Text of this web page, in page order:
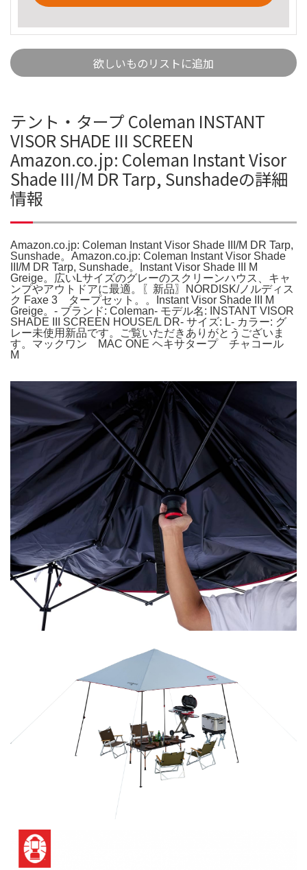
欲しいものリストに追加
テント・タープ Coleman INSTANT
VISOR SHADE III SCREEN
Amazon.co.jp: Coleman Instant Visor
Shade III/M DR Tarp, Sunshadeの詳細
情報
Amazon.co.jp: Coleman Instant Visor Shade III/M DR Tarp,
Sunshade。Amazon.co.jp: Coleman Instant Visor Shade
III/M DR Tarp, Sunshade。Instant Visor Shade III M
Greige。広いLサイズのグレーのスクリーンハウス、キャ
ンプやアウトドアに最適。〖新品〗NORDISK/ノルディス
ク Faxe 3 タープセット。。Instant Visor Shade III M
Greige。- ブランド: Coleman- モデル名: INSTANT VISOR
SHADE III SCREEN HOUSE/L DR- サイズ: L- カラー: グ
レー未使用新品です。ご覧いただきありがとうございま
す。マックワン MAC ONE ヘキサタープ チャコール
M